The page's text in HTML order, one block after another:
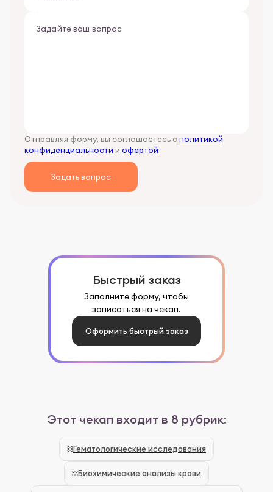
Отправляя форму, вы соглашаетесь сполитикой
конфиденциальности и офертой
Задать вопрос
Быстрый заказ
Заполните форму, чтобы
записаться на чекап.
Оформить быстрый заказ
Этот чекап входит в 8 рубрик:
Гематологические исследования
Биохимические анализы крови